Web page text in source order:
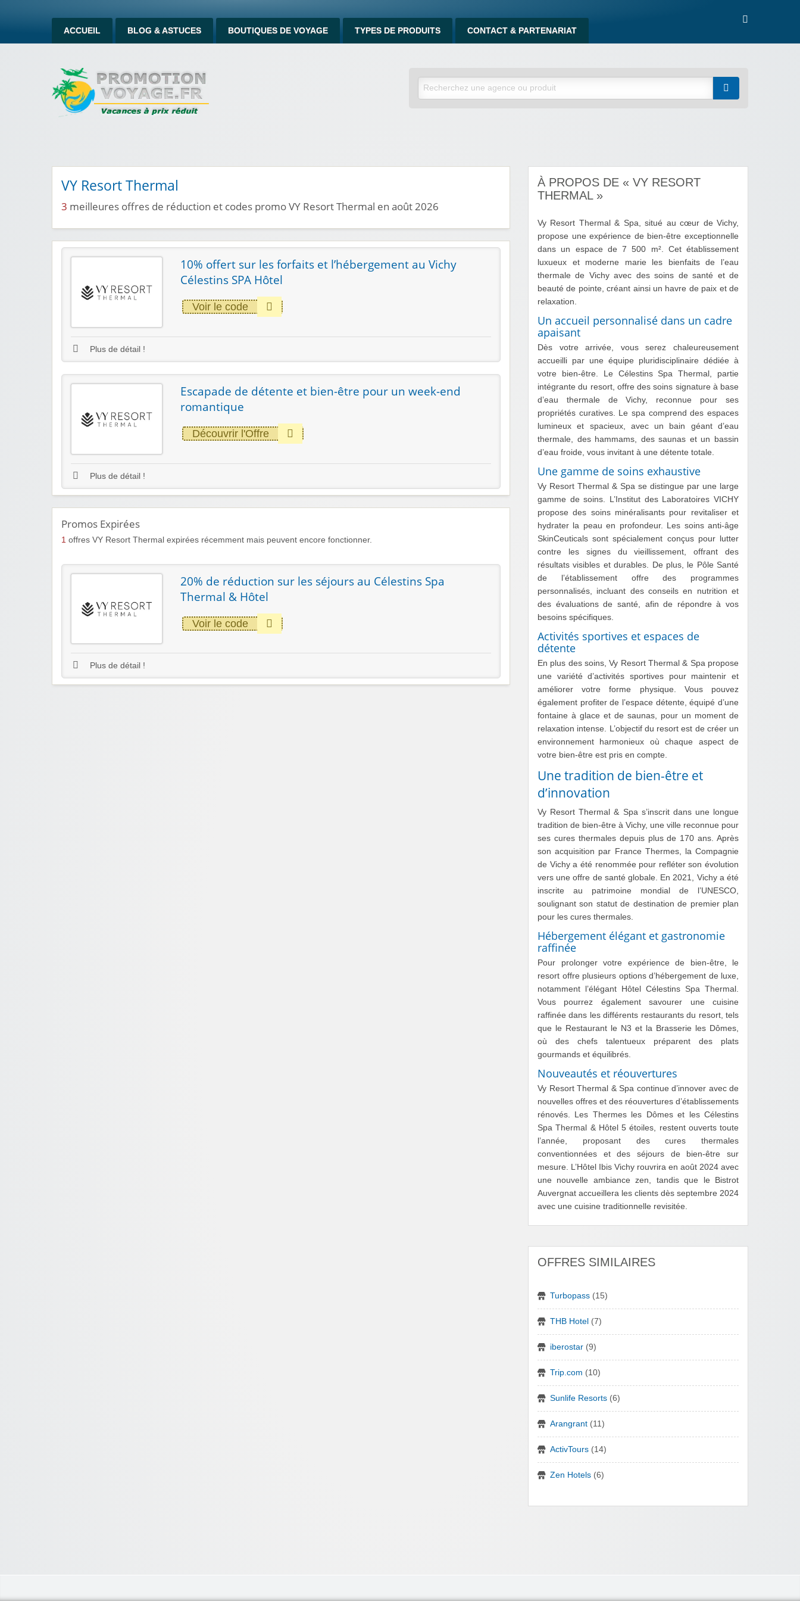
ACCUEIL BLOG & ASTUCES BOUTIQUES DE VOYAGE TYPES DE PRODUITS CONTACT & PARTENARIAT
VY Resort Thermal
3 meilleures offres de réduction et codes promo VY Resort Thermal en août 2026
10% offert sur les forfaits et l’hébergement au Vichy
Célestins SPA Hôtel
Voir le code
Plus de détail !
Escapade de détente et bien-être pour un week-end
romantique
Découvrir l'Offre
Plus de détail !
Promos Expirées
1 offres VY Resort Thermal expirées récemment mais peuvent encore fonctionner.
20% de réduction sur les séjours au Célestins Spa
Thermal & Hôtel
Voir le code
Plus de détail !
À PROPOS DE « VY RESORT
THERMAL »
Vy Resort Thermal & Spa, situé au cœur de Vichy,
propose une expérience de bien-être exceptionnelle
dans un espace de 7 500 m². Cet établissement
luxueux et moderne marie les bienfaits de l’eau
thermale de Vichy avec des soins de santé et de
beauté de pointe, créant ainsi un havre de paix et de
relaxation.
Un accueil personnalisé dans un cadre
apaisant
Dès votre arrivée, vous serez chaleureusement
accueilli par une équipe pluridisciplinaire dédiée à
votre bien-être. Le Célestins Spa Thermal, partie
intégrante du resort, offre des soins signature à base
d’eau thermale de Vichy, reconnue pour ses
propriétés curatives. Le spa comprend des espaces
lumineux et spacieux, avec un bain géant d’eau
thermale, des hammams, des saunas et un bassin
d’eau froide, vous invitant à une détente totale.
Une gamme de soins exhaustive
Vy Resort Thermal & Spa se distingue par une large
gamme de soins. L’Institut des Laboratoires VICHY
propose des soins minéralisants pour revitaliser et
hydrater la peau en profondeur. Les soins anti-âge
SkinCeuticals sont spécialement conçus pour lutter
contre les signes du vieillissement, offrant des
résultats visibles et durables. De plus, le Pôle Santé
de l’établissement offre des programmes
personnalisés, incluant des conseils en nutrition et
des évaluations de santé, afin de répondre à vos
besoins spécifiques.
Activités sportives et espaces de
détente
En plus des soins, Vy Resort Thermal & Spa propose
une variété d’activités sportives pour maintenir et
améliorer votre forme physique. Vous pouvez
également profiter de l’espace détente, équipé d’une
fontaine à glace et de saunas, pour un moment de
relaxation intense. L’objectif du resort est de créer un
environnement harmonieux où chaque aspect de
votre bien-être est pris en compte.
Une tradition de bien-être et
d’innovation
Vy Resort Thermal & Spa s’inscrit dans une longue
tradition de bien-être à Vichy, une ville reconnue pour
ses cures thermales depuis plus de 170 ans. Après
son acquisition par France Thermes, la Compagnie
de Vichy a été renommée pour refléter son évolution
vers une offre de santé globale. En 2021, Vichy a été
inscrite au patrimoine mondial de l’UNESCO,
soulignant son statut de destination de premier plan
pour les cures thermales.
Hébergement élégant et gastronomie
raffinée
Pour prolonger votre expérience de bien-être, le
resort offre plusieurs options d’hébergement de luxe,
notamment l’élégant Hôtel Célestins Spa Thermal.
Vous pourrez également savourer une cuisine
raffinée dans les différents restaurants du resort, tels
que le Restaurant le N3 et la Brasserie les Dômes,
où des chefs talentueux préparent des plats
gourmands et équilibrés.
Nouveautés et réouvertures
Vy Resort Thermal & Spa continue d’innover avec de
nouvelles offres et des réouvertures d’établissements
rénovés. Les Thermes les Dômes et les Célestins
Spa Thermal & Hôtel 5 étoiles, restent ouverts toute
l’année, proposant des cures thermales
conventionnées et des séjours de bien-être sur
mesure. L’Hôtel Ibis Vichy rouvrira en août 2024 avec
une nouvelle ambiance zen, tandis que le Bistrot
Auvergnat accueillera les clients dès septembre 2024
avec une cuisine traditionnelle revisitée.
OFFRES SIMILAIRES
Turbopass (15)
THB Hotel (7)
iberostar (9)
Trip.com (10)
Sunlife Resorts (6)
Arangrant (11)
ActivTours (14)
Zen Hotels (6)